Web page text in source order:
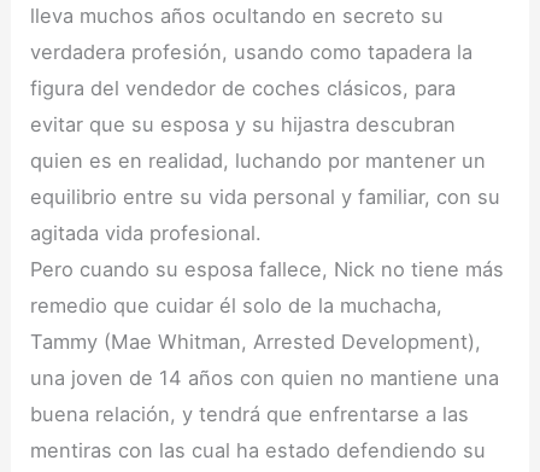
lleva muchos años ocultando en secreto su
verdadera profesión, usando como tapadera la
figura del vendedor de coches clásicos, para
evitar que su esposa y su hijastra descubran
quien es en realidad, luchando por mantener un
equilibrio entre su vida personal y familiar, con su
agitada vida profesional.
Pero cuando su esposa fallece, Nick no tiene más
remedio que cuidar él solo de la muchacha,
Tammy (Mae Whitman, Arrested Development),
una joven de 14 años con quien no mantiene una
buena relación, y tendrá que enfrentarse a las
mentiras con las cual ha estado defendiendo su